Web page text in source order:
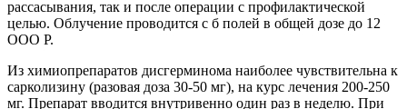
рассасывания, так и после операции с профилактической
целью. Облучение проводится с б полей в общей дозе до 12
ООО Р.
Из химиопрепаратов дисгерминома наиболее чувствительна к
сарколизину (разовая доза 30-50 мг), на курс лечения 200-250
мг. Препарат вводится внутривенно один раз в неделю. При